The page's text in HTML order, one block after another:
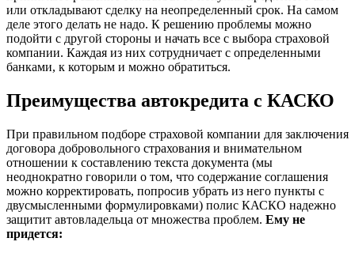
или откладывают сделку на неопределенный срок. На самом
деле этого делать не надо. К решению проблемы можно
подойти с другой стороны и начать все с выбора страховой
компании. Каждая из них сотрудничает с определенными
банками, к которым и можно обратиться.
Преимущества автокредита с КАСКО
При правильном подборе страховой компании для заключения
договора добровольного страхования и внимательном
отношении к составлению текста документа (мы
неоднократно говорили о том, что содержание соглашения
можно корректировать, попросив убрать из него пункты с
двусмысленными формулировками) полис КАСКО надежно
защитит автовладельца от множества проблем. Ему не
придется: